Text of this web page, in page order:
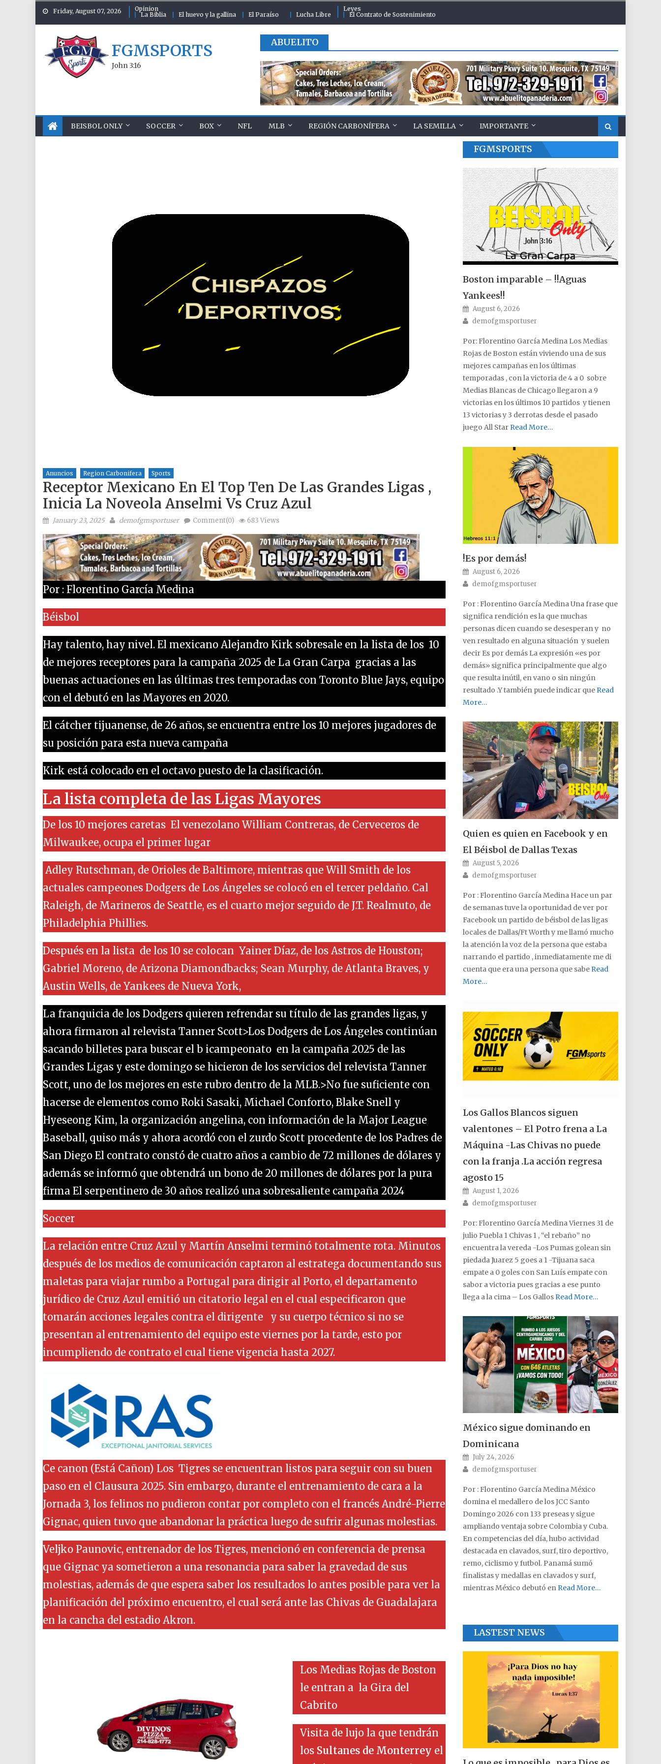
Friday, August 07, 2026
Opinion
La Biblia
El huevo y la gallina El Paraíso Lucha Libre
Leyes
El Contrato de Sostenimiento
FGMSPORTS
John 3:16
ABUELITO
BEISBOL ONLY SOCCER BOX NFL MLB REGIÓN CARBONÍFERA LA SEMILLA IMPORTANTE
Anuncios Region Carbonifera Sports
Receptor Mexicano En El Top Ten De Las Grandes Ligas ,
Inicia La Noveola Anselmi Vs Cruz Azul
Posted on
January 23, 2025 Author
demofgmsportuser Comment(0) 683 Views
Por : Florentino García Medina
Béisbol
Hay talento, hay nivel. El mexicano Alejandro Kirk sobresale en la lista de los 10
de mejores receptores para la campaña 2025 de La Gran Carpa gracias a las
buenas actuaciones en las últimas tres temporadas con Toronto Blue Jays, equipo
con el debutó en las Mayores en 2020.
El cátcher tijuanense, de 26 años, se encuentra entre los 10 mejores jugadores de
su posición para esta nueva campaña
Kirk está colocado en el octavo puesto de la clasificación.
La lista completa de las Ligas Mayores
De los 10 mejores caretas El venezolano William Contreras, de Cerveceros de
Milwaukee, ocupa el primer lugar
Adley Rutschman, de Orioles de Baltimore, mientras que Will Smith de los
actuales campeones Dodgers de Los Ángeles se colocó en el tercer peldaño. Cal
Raleigh, de Marineros de Seattle, es el cuarto mejor seguido de J.T. Realmuto, de
Philadelphia Phillies.
Después en la lista de los 10 se colocan Yainer Díaz, de los Astros de Houston;
Gabriel Moreno, de Arizona Diamondbacks; Sean Murphy, de Atlanta Braves, y
Austin Wells, de Yankees de Nueva York,
La franquicia de los Dodgers quieren refrendar su título de las grandes ligas, y
ahora firmaron al relevista Tanner Scott>Los Dodgers de Los Ángeles continúan
sacando billetes para buscar el b icampeonato en la campaña 2025 de las
Grandes Ligas y este domingo se hicieron de los servicios del relevista Tanner
Scott, uno de los mejores en este rubro dentro de la MLB.>No fue suficiente con
hacerse de elementos como Roki Sasaki, Michael Conforto, Blake Snell y
Hyeseong Kim, la organización angelina, con información de la Major League
Baseball, quiso más y ahora acordó con el zurdo Scott procedente de los Padres de
San Diego El contrato constó de cuatro años a cambio de 72 millones de dólares y
además se informó que obtendrá un bono de 20 millones de dólares por la pura
firma El serpentinero de 30 años realizó una sobresaliente campaña 2024
Soccer
La relación entre Cruz Azul y Martín Anselmi terminó totalmente rota. Minutos
después de los medios de comunicación captaron al estratega documentando sus
maletas para viajar rumbo a Portugal para dirigir al Porto, el departamento
jurídico de Cruz Azul emitió un citatorio legal en el cual especificaron que
tomarán acciones legales contra el dirigente y su cuerpo técnico si no se
presentan al entrenamiento del equipo este viernes por la tarde, esto por
incumpliendo de contrato el cual tiene vigencia hasta 2027.
Ce canon (Está Cañon) Los Tigres se encuentran listos para seguir con su buen
paso en el Clausura 2025. Sin embargo, durante el entrenamiento de cara a la
Jornada 3, los felinos no pudieron contar por completo con el francés André-Pierre
Gignac, quien tuvo que abandonar la práctica luego de sufrir algunas molestias.
Veljko Paunovic, entrenador de los Tigres, mencionó en conferencia de prensa
que Gignac ya sometieron a una resonancia para saber la gravedad de sus
molestias, además de que espera saber los resultados lo antes posible para ver la
planificación del próximo encuentro, el cual será ante las Chivas de Guadalajara
en la cancha del estadio Akron.
Los Medias Rojas de Boston
le entran a la Gira del
Cabrito
Visita de lujo la que tendrán
los Sultanes de Monterrey el
FGMSPORTS
Boston imparable – !!Aguas
Yankees!!
Posted on
August 6, 2026
Author
demofgmsportuser
Por: Florentino García Medina Los Medias
Rojas de Boston están viviendo una de sus
mejores campañas en los últimas
temporadas , con la victoria de 4 a 0 sobre
Medias Blancas de Chicago llegaron a 9
victorias en los últimos 10 partidos y tienen
13 victorias y 3 derrotas desde el pasado
juego All Star Read More…
!Es por demás!
Posted on
August 6, 2026
Author
demofgmsportuser
Por : Florentino García Medina Una frase que
significa rendición es la que muchas
personas dicen cuando se desesperan y no
ven resultado en alguna situación y suelen
decir Es por demás La expresión «es por
demás» significa principalmente que algo
que resulta inútil, en vano o sin ningún
resultado .Y también puede indicar que Read
More…
Quien es quien en Facebook y en
El Béisbol de Dallas Texas
Posted on
August 5, 2026
Author
demofgmsportuser
Por : Florentino García Medina Hace un par
de semanas tuve la oportunidad de ver por
Facebook un partido de béisbol de las ligas
locales de Dallas/Ft Worth y me llamó mucho
la atención la voz de la persona que estaba
narrando el partido , inmediatamente me di
cuenta que era una persona que sabe Read
More…
Los Gallos Blancos siguen
valentones – El Potro frena a La
Máquina -Las Chivas no puede
con la franja .La acción regresa
agosto 15
Posted on
August 1, 2026
Author
demofgmsportuser
Por: Florentino García Medina Viernes 31 de
julio Puebla 1 Chivas 1 , “el rebaño” no
encuentra la vereda -Los Pumas golean sin
piedada Juarez 5 goes a 1 -Tijuana saca
empate a 0 goles con San Luís empate con
sabor a victoria pues gracias a ese punto
llega a la cima – Los Gallos Read More…
México sigue dominando en
Dominicana
Posted on
July 24, 2026
Author
demofgmsportuser
Por : Florentino García Medina México
domina el medallero de los JCC Santo
Domingo 2026 con 133 preseas y sigue
ampliando ventaja sobre Colombia y Cuba.
En competencias del día, hubo actividad
destacada en clavados, surf, tiro deportivo,
remo, ciclismo y futbol. Panamá sumó
finalistas y medallas en clavados y surf,
mientras México debutó en Read More…
LASTEST NEWS